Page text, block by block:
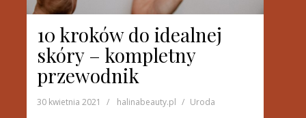
10 kroków do idealnej
skóry – kompletny
przewodnik
30 kwietnia 2021 halinabeauty.pl Uroda